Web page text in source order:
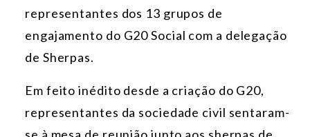
representantes dos 13 grupos de
engajamento do G20 Social com a delegação
de Sherpas.
Em feito inédito desde a criação do G20,
representantes da sociedade civil sentaram-